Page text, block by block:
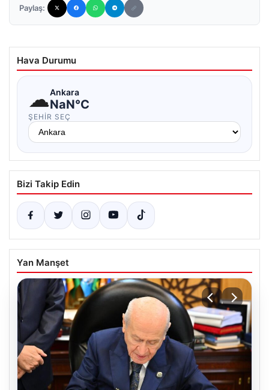
Paylaş:
Hava Durumu
☁Ankara
NaN°C
ŞEHIR SEÇ
Bizi Takip Edin
Yan Manşet